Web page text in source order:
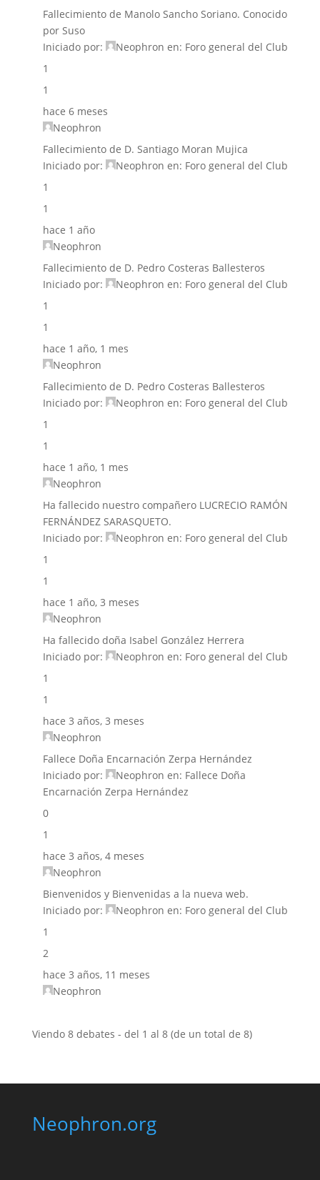
Fallecimiento de Manolo Sancho Soriano. Conocido
por Suso
Iniciado por:
Neophron en: Foro general del Club
1
1
hace 6 meses
Neophron
Fallecimiento de D. Santiago Moran Mujica
Iniciado por:
Neophron en: Foro general del Club
1
1
hace 1 año
Neophron
Fallecimiento de D. Pedro Costeras Ballesteros
Iniciado por:
Neophron en: Foro general del Club
1
1
hace 1 año, 1 mes
Neophron
Fallecimiento de D. Pedro Costeras Ballesteros
Iniciado por:
Neophron en: Foro general del Club
1
1
hace 1 año, 1 mes
Neophron
Ha fallecido nuestro compañero LUCRECIO RAMÓN
FERNÁNDEZ SARASQUETO.
Iniciado por:
Neophron en: Foro general del Club
1
1
hace 1 año, 3 meses
Neophron
Ha fallecido doña Isabel González Herrera
Iniciado por:
Neophron en: Foro general del Club
1
1
hace 3 años, 3 meses
Neophron
Fallece Doña Encarnación Zerpa Hernández
Iniciado por:
Neophron en: Fallece Doña
Encarnación Zerpa Hernández
0
1
hace 3 años, 4 meses
Neophron
Bienvenidos y Bienvenidas a la nueva web.
Iniciado por:
Neophron en: Foro general del Club
1
2
hace 3 años, 11 meses
Neophron
Viendo 8 debates - del 1 al 8 (de un total de 8)
Neophron.org